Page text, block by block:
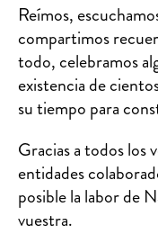
Reímos,
compartimos
todo, celebramos
existencia de
su tiempo para
Gracias a todos los
entidades
posible la labor de
vuestra.